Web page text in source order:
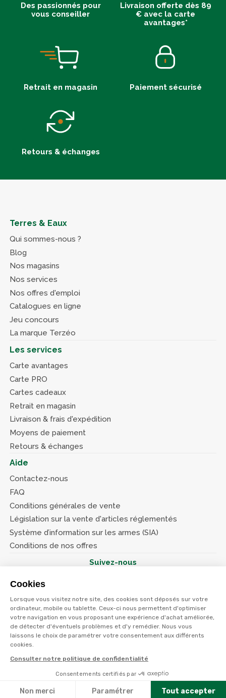
Cookies
Lorsque vous visitez notre site, des cookies sont déposés sur votre
ordinateur, mobile ou tablette. Ceux-ci nous permettent d'optimiser
votre navigation en vous proposant une expérience d'achat améliorée,
de détecter d'éventuels problèmes et d'y remédier. Nous vous
laissons le choix de paramétrer votre consentement aux différents
cookies.
Consulter notre politique de confidentialité
Consentements certifiés par
Non merci Paramétrer Tout accepter
Des passionnés pour
vous conseiller
Livraison offerte dès 89
€ avec la carte
avantages*
Retrait en magasin Paiement sécurisé
Retours & échanges
Terres & Eaux
Qui sommes-nous ?
Blog
Nos magasins
Nos services
Nos offres d'emploi
Catalogues en ligne
Jeu concours
La marque Terzéo
Les services
Carte avantages
Carte PRO
Cartes cadeaux
Retrait en magasin
Livraison & frais d'expédition
Moyens de paiement
Retours & échanges
Aide
Contactez-nous
FAQ
Conditions générales de vente
Législation sur la vente d'articles réglementés
Système d’information sur les armes (SIA)
Conditions de nos offres
Suivez-nous
© Terres et eaux 2026
Politique de confidentialité
Mentions légales
CGV